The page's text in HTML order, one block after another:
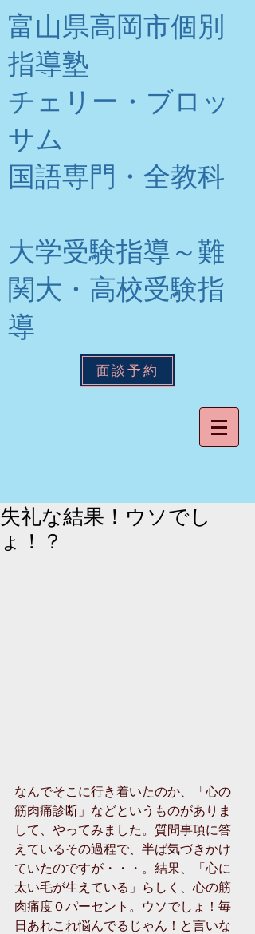
富山県高岡市個別
指導塾
チェリー・ブロッ
サム
​国語専門・全教科
大学受験指導～難
関大・高校受験指
導
面談予約
失礼な結果！ウソでし
ょ！？
なんでそこに行き着いたのか、「心の
筋肉痛診断」などというものがありま
して、やってみました。質問事項に答
えているその過程で、半ば気づきかけ
ていたのですが・・・。結果、「心に
太い毛が生えている」らしく、心の筋
肉痛度０パーセント。ウソでしょ！毎
日あれこれ悩んでるじゃん！と言いな